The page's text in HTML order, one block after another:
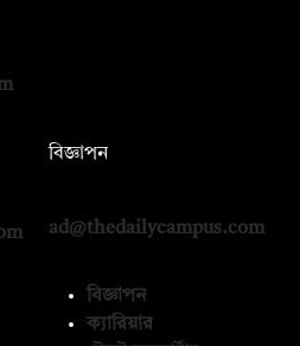
বিজ্ঞাপন
ad@thedailycampus.com
বিজ্ঞাপন
ক্যারিয়ার